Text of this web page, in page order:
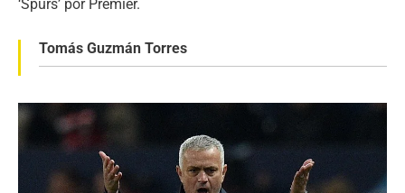
‘Spurs’ por Premier.
Tomás Guzmán Torres